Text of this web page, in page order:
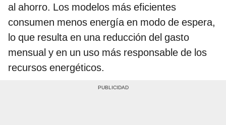
al ahorro. Los modelos más eficientes
consumen menos energía en modo de espera,
lo que resulta en una reducción del gasto
mensual y en un uso más responsable de los
recursos energéticos.